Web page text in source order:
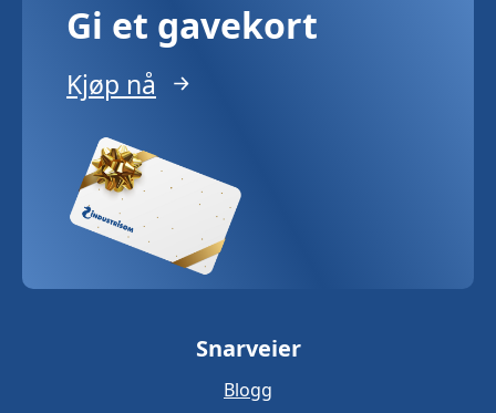
Gi et gavekort
Kjøp nå
Snarveier
Blogg